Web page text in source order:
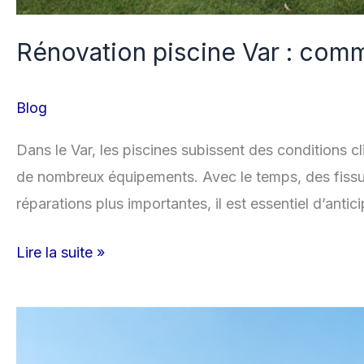
Rénovation piscine Var :
Blog
Dans le Var, les piscines subissent des conditions
de nombreux équipements. Avec le temps, des
réparations plus importantes, il est essentiel
Lire la suite »